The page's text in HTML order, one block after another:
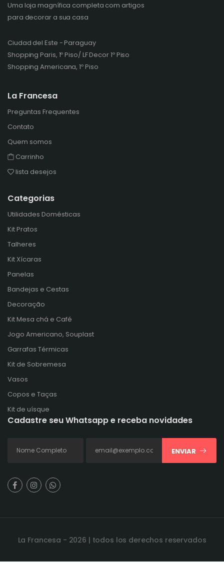
Uma loja magnífica completa com artigos
para decorar a sua casa
Ciudad del Este - Paraguay
Shopping Paris, 1º Piso/ LF Decor 1º Piso
Shopping Americana, 1º Piso
La Francesa
Preguntas Frequentes
Contato
Quem somos
Carrinho
lista desejos
Categorias
Utilidades Domésticas
Kit Pratos
Talheres
Kit Xícaras
Panelas
Bandejas e Cestas
Decoração
Kit Mesa chá e Café
Jogo Americano, Souplast
Garrafas Térmicas
Kit de Sobremesa
Vasos
Copos e Taças
Kit de uísque
Cadastre seu Whatsapp e receba novidades
ENVIAR
La Francesa - 2026 | todos los derechos reservados